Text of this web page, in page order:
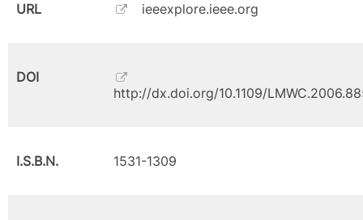
URL ieeexplore.ieee.org
DOI
http://dx.doi.org/10.1109/
I.S.B.N. 1531-1309